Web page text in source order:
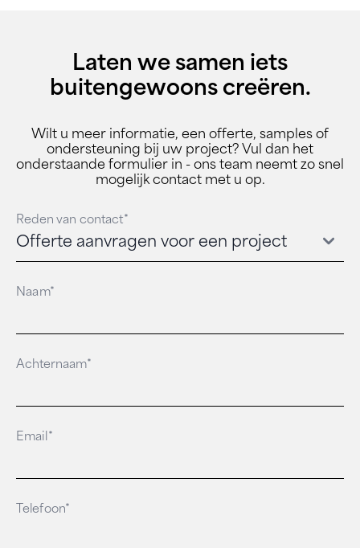
Laten we samen iets
buitengewoons creëren.
Wilt u meer informatie, een offerte, samples of
ondersteuning bij uw project? Vul dan het
onderstaande formulier in - ons team neemt zo snel
mogelijk contact met u op.
Reden van contact*
Naam*
Achternaam*
Email*
Telefoon*